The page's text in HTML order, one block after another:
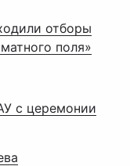
отборы
поля»
с церемонии